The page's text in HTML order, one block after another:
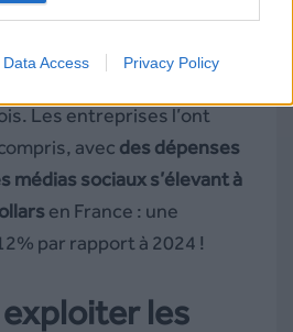
Data Access Privacy Policy
est également de
les marques. En
Les entreprises l’ont
avec des dépenses
médias sociaux s’élevant à
en France : une
par rapport à 2024 !
les